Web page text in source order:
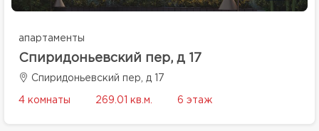
апартаменты
Спиридоньевский пер, д 17
Спиридоньевский пер, д 17
4 комнаты 269.01 кв.м. 6 этаж